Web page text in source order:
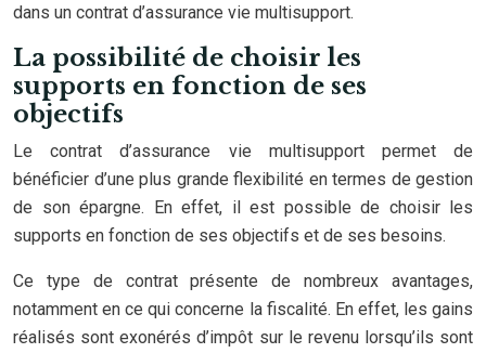
dans un contrat d’assurance vie multisupport.
La possibilité de choisir les
supports en fonction de ses
objectifs
Le contrat d’assurance vie multisupport permet de
bénéficier d’une plus grande flexibilité en termes de gestion
de son épargne. En effet, il est possible de choisir les
supports en fonction de ses objectifs et de ses besoins.
Ce type de contrat présente de nombreux avantages,
notamment en ce qui concerne la fiscalité. En effet, les gains
réalisés sont exonérés d’impôt sur le revenu lorsqu’ils sont